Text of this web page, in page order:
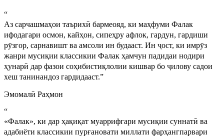
“
Аз сарчашмаҳои таърихӣ бармеояд, ки маҳфуми Фалак
ифодагари осмон, кайҳон, сипеҳру афлок, гардун, гардиши
рӯзгор, сарнавишт ва амсоли ин будааст. Ин ҷост, ки имрӯз
жанри мусиқии классикии Фалак ҳамчун падидаи нодири
ҳунарӣ дар фазои соҳибистиқлолии кишвар бо ҷилову садои
хеш танинандоз гардидааст.”
Эмомалӣ Раҳмон
“
«Фалак», ки дар ҳақиқат муаррифгари мусиқии суннатӣ ва
адабиёти классикии пурғановати миллати фарҳангпарвари